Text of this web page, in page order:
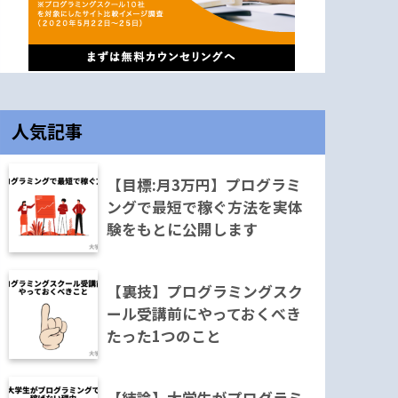
人気記事
【目標:月3万円】プログラミ
ングで最短で稼ぐ方法を実体
験をもとに公開します
【裏技】プログラミングスク
ール受講前にやっておくべき
たった1つのこと